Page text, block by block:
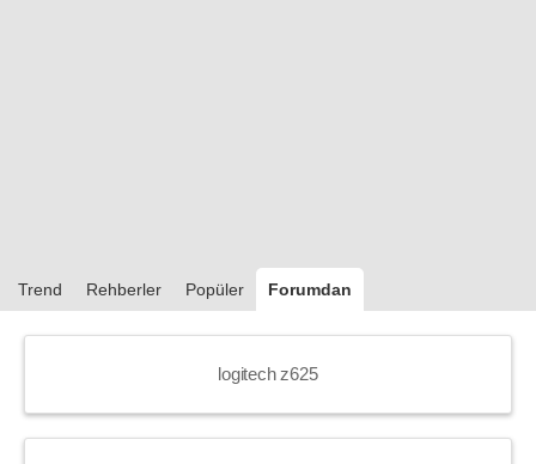
Trend Rehberler Popüler Forumdan
logitech z625